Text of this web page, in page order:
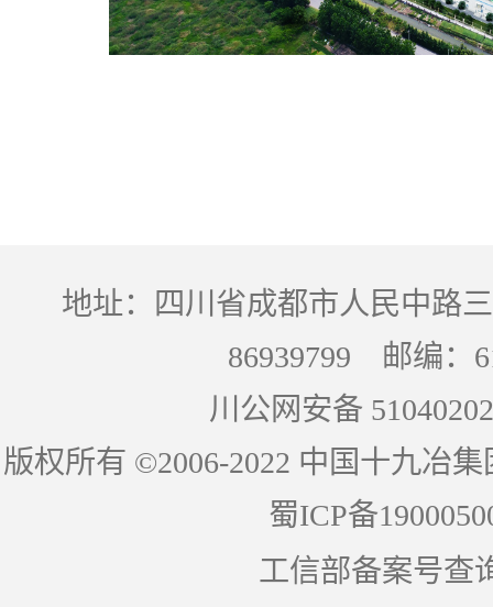
地址：四川省成都市人民中路
86939799 邮编
川公网安备
版权所有 ©2006-2022 中国十九冶
蜀ICP备
工信部备案号查